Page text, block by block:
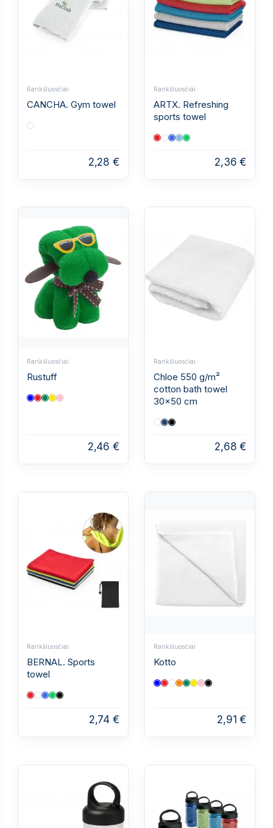
Rankšluosčiai
CANCHA. Gym towel
2,28 €
Rankšluosčiai
ARTX. Refreshing
sports towel
2,36 €
Rankšluosčiai
Rustuff
2,46 €
Rankšluosčiai
Chloe 550 g/m²
cotton bath towel
30x50 cm
2,68 €
Rankšluosčiai
BERNAL. Sports
towel
2,74 €
Rankšluosčiai
Kotto
2,91 €